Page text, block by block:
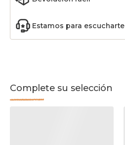
Estamos para escucharte
Complete su selección